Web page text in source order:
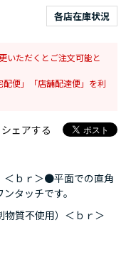
各店在庫状況
いただくとご注文可能と
便」「店舗配達便」を利
シェアする
＜ｂｒ＞●平面での直角
タッチです。
質不使用）＜ｂｒ＞